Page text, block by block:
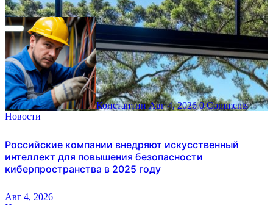
КонстантинАвг 4, 2026 0 Comments
Новости
Российские компании внедряют искусственный
интеллект для повышения безопасности
киберпространства в 2025 году
Авг 4, 2026